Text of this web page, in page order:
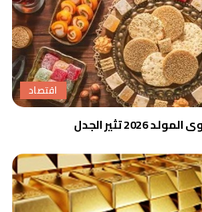
اقتصاد